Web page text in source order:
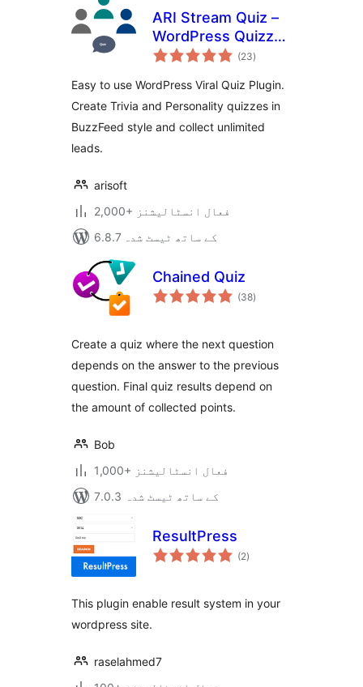
ARI Stream Quiz –
WordPress Quizzes
Builder
(23مجموعی
درجہ
)
Easy to use WordPress Viral Quiz Plugin.
Create Trivia and Personality quizzes in
BuzzFeed style and collect unlimited
leads.
arisoft
2,000+ فعال انسٹالیشنز
6.8.7 کے ساتھ ٹیسٹ شدہ
Chained Quiz
(38مجموعی
درجہ
)
Create a quiz where the next question
depends on the answer to the previous
question. Final quiz results depend on
the amount of collected points.
Bob
1,000+ فعال انسٹالیشنز
7.0.3 کے ساتھ ٹیسٹ شدہ
ResultPress
(2مجموعی
درجہ
)
This plugin enable result system in your
wordpress site.
raselahmed7